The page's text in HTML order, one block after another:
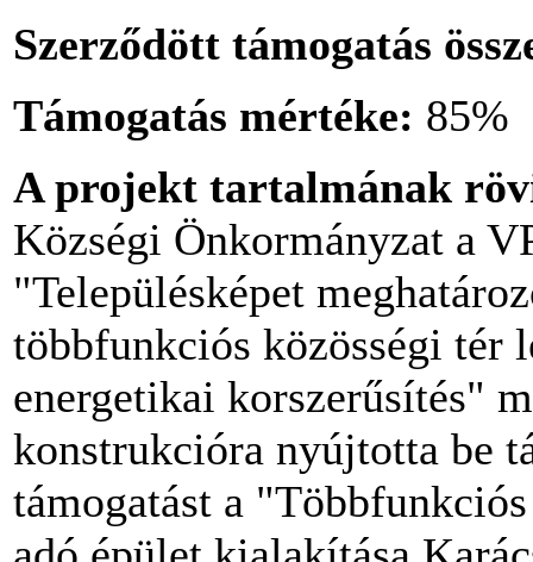
Szerződött támogatás
Támogatás mértéke: 85%
A projekt tartalmának
Községi Önkormányzat a
"Településképet
többfunkciós közösségi tér
energetikai korszerűsítés"
konstrukcióra nyújtotta be
támogatást a